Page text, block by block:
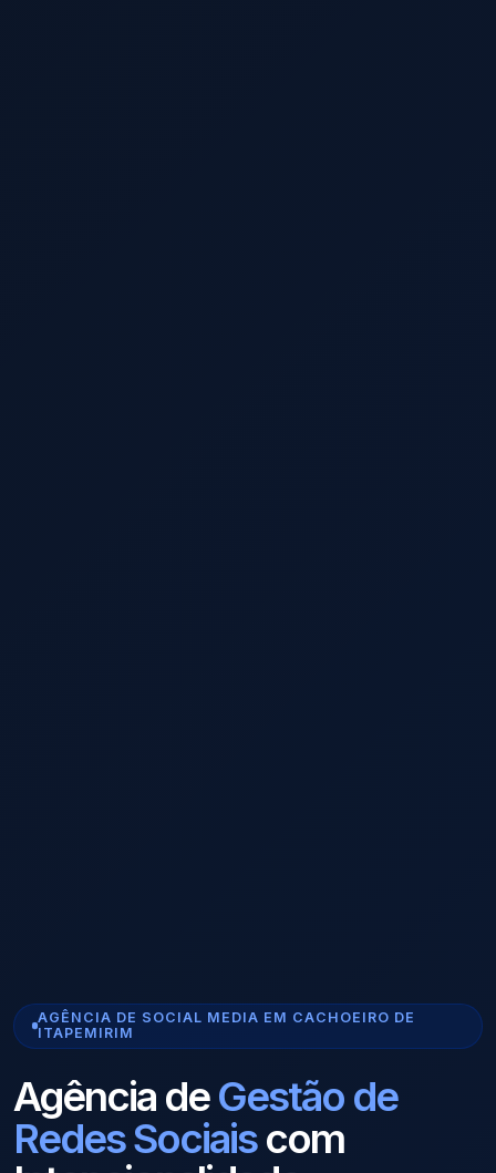
AGÊNCIA DE SOCIAL MEDIA EM CACHOEIRO DE
ITAPEMIRIM
Agência deGestão de
Redes Sociaiscom